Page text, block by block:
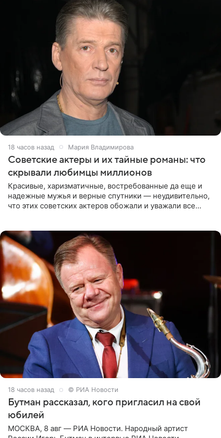
18 часов назад Мария Владимирова
Советские актеры и их тайные романы: что
скрывали любимцы миллионов
Красивые, харизматичные, востребованные да еще и
надежные мужья и верные спутники — неудивительно,
что этих советских актеров обожали и уважали все
18 часов назад © РИА Новости
Бутман рассказал, кого пригласил на свой
юбилей
МОСКВА, 8 авг — РИА Новости. Народный артист